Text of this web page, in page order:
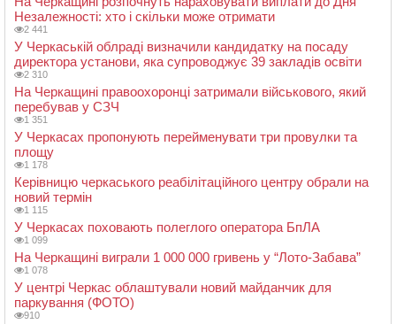
Незалежності: хто і скільки може отримати
2 441
У Черкаській облраді визначили кандидатку на посаду
директора установи, яка супроводжує 39 закладів освіти
2 310
На Черкащині правоохоронці затримали військового, який
перебував у СЗЧ
1 351
У Черкасах пропонують перейменувати три провулки та
площу
1 178
Керівницю черкаського реабілітаційного центру обрали на
новий термін
1 115
У Черкасах поховають полеглого оператора БпЛА
1 099
На Черкащині виграли 1 000 000 гривень у “Лото-Забава”
1 078
У центрі Черкас облаштували новий майданчик для
паркування (ФОТО)
910